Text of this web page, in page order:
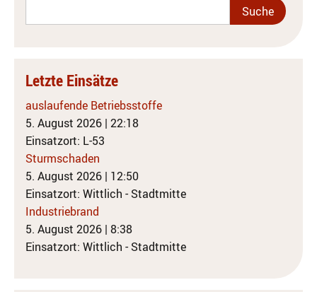
Letzte Einsätze
auslaufende Betriebsstoffe
5. August 2026 | 22:18
Einsatzort: L-53
Sturmschaden
5. August 2026 | 12:50
Einsatzort: Wittlich - Stadtmitte
Industriebrand
5. August 2026 | 8:38
Einsatzort: Wittlich - Stadtmitte